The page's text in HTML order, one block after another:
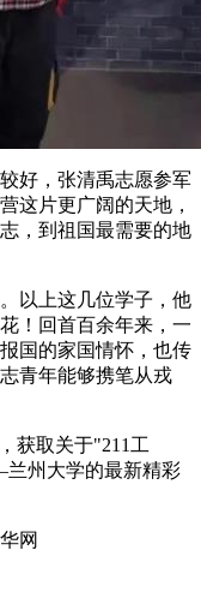
好，张清禹志愿参军
这片更广阔的天地，
，到祖国最需要的地
以上这几位学子，他
！回首百余年来，一
国的家国情怀，也传
青年能够携笔从戎
获取关于"211工
州大学的最新精彩
网